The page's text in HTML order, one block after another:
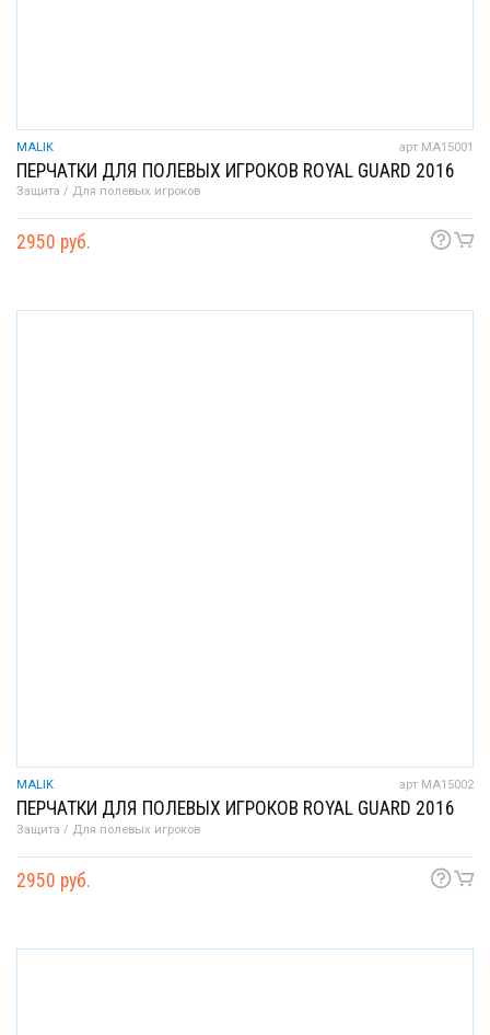
MALIK арт MA15001
ПЕРЧАТКИ ДЛЯ ПОЛЕВЫХ ИГРОКОВ ROYAL GUARD 2016
Защита / Для полевых игроков
2950 руб.
MALIK арт MA15002
ПЕРЧАТКИ ДЛЯ ПОЛЕВЫХ ИГРОКОВ ROYAL GUARD 2016
Защита / Для полевых игроков
2950 руб.